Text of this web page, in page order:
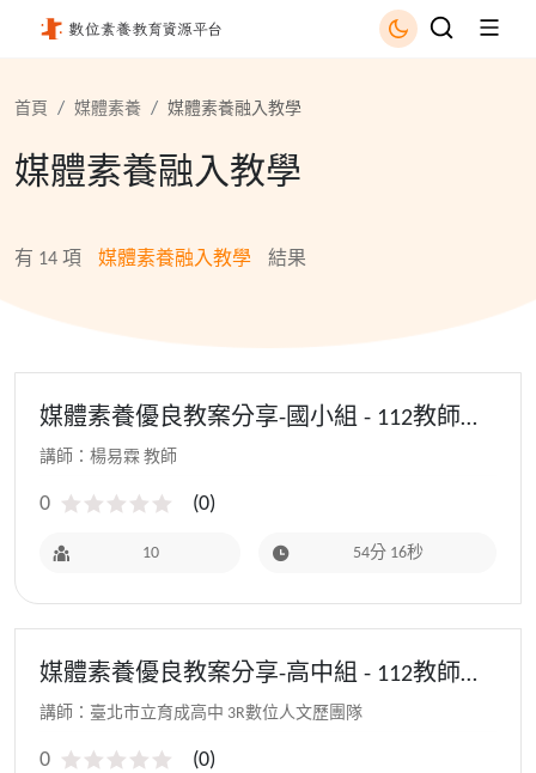
首頁 媒體素養 媒體素養融入教學
媒體素養融入教學
有 14 項 媒體素養融入教學 結果
媒體素養優良教案分享-國小組 - 112教師研
習(初階場)
講師：楊易霖 教師
0 (0)
10 54分 16秒
媒體素養優良教案分享-高中組 - 112教師研
習(初階場)
講師：臺北市立育成高中 3R數位人文歷團隊
0 (0)